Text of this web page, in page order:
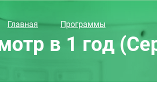
Главная Программы
в 1 год